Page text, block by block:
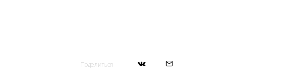
Поделиться